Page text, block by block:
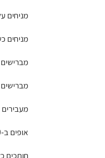
מניחים
מניחים כשליש
אופים ב-180 מעלות כ-10-12 דקות עד שהן מזהיבות קלות.
חותכים כל רולדה ל-8 יחידות או ל-5